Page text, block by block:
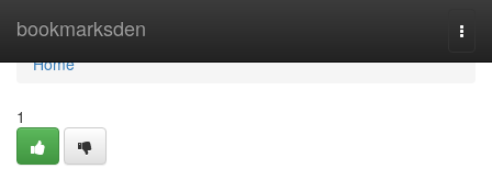
bookmarksden
Home
Home
1